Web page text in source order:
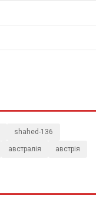
shahed-136
австралія австрія